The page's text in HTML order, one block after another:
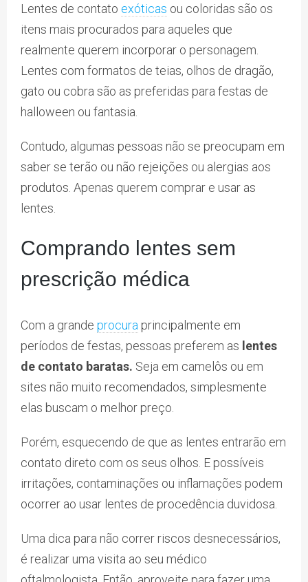
Lentes de contato exóticas ou coloridas são os
itens mais procurados para aqueles que
realmente querem incorporar o personagem.
Lentes com formatos de teias, olhos de dragão,
gato ou cobra são as preferidas para festas de
halloween ou fantasia.
Contudo, algumas pessoas não se preocupam em
saber se terão ou não rejeições ou alergias aos
produtos. Apenas querem comprar e usar as
lentes.
Comprando lentes sem
prescrição médica
Com a grande procura principalmente em
períodos de festas, pessoas preferem as lentes
de contato baratas. Seja em camelôs ou em
sites não muito recomendados, simplesmente
elas buscam o melhor preço.
Porém, esquecendo de que as lentes entrarão em
contato direto com os seus olhos. E possíveis
irritações, contaminações ou inflamações podem
ocorrer ao usar lentes de procedência duvidosa.
Uma dica para não correr riscos desnecessários,
é realizar uma visita ao seu médico